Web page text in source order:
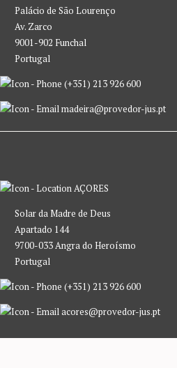
Palácio de São Lourenço
Av. Zarco
9001-902 Funchal
Portugal
(+351) 213 926 600
madeira@provedor-jus.pt
AÇORES
Solar da Madre de Deus
Apartado 144
9700-033 Angra do Heroísmo
Portugal
(+351) 213 926 600
acores@provedor-jus.pt